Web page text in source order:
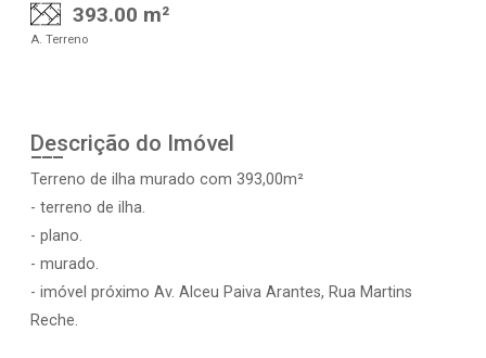
393.00 m²
A. Terreno
Descrição do Imóvel
Terreno de ilha murado com 393,00m²
- terreno de ilha.
- plano.
- murado.
- imóvel próximo Av. Alceu Paiva Arantes, Rua Martins
Reche.